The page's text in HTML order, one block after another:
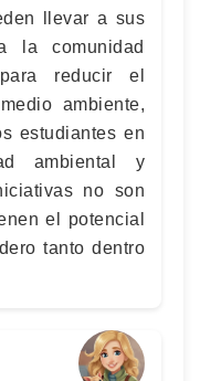
llevar a sus
la comunidad
reducir el
ambiente,
estudiantes en
ambiental y
no son
el potencial
tanto dentro